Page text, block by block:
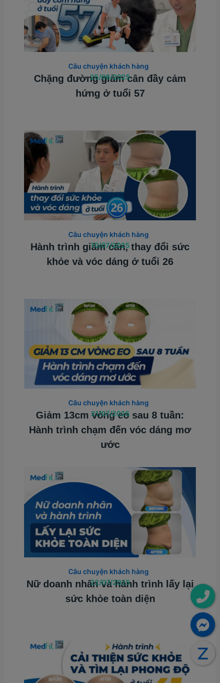
Chặng đường giảm cân đầy cảm
hứng ở tuổi 57
Câu chuyện khách hàng
25/06/2025
Hành trình giảm cân, thay đổi sức
khỏe và vóc dáng ở tuổi 26
Câu chuyện khách hàng
10/07/2025
Giảm 13cm vòng eo sau 8 tuần:
Hành trình chạm đến vóc dáng mơ
ước
Câu chuyện khách hàng
21/07/2025
Nữ doanh nhân và hành trình lấy lại
sức khỏe toàn diện
Câu chuyện khách hàng
22/07/2025